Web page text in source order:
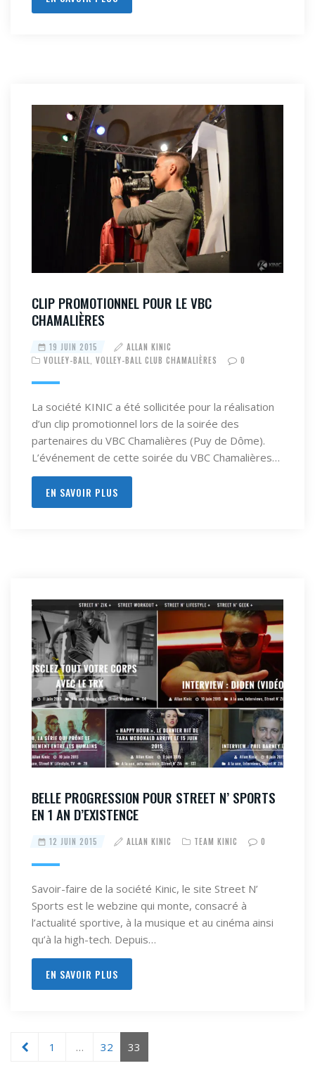
CLIP PROMOTIONNEL POUR LE VBC
CHAMALIÈRES
19 JUIN 2015
ALLAN KINIC
VOLLEY-BALL
VOLLEY-BALL CLUB CHAMALIÈRES 0
La société KINIC a été sollicitée pour la réalisation
d’un clip promotionnel lors de la soirée des
partenaires du VBC Chamalières (Puy de Dôme).
L’événement de cette soirée du VBC Chamalières…
EN SAVOIR PLUS
BELLE PROGRESSION POUR STREET N’ SPORTS
EN 1 AN D’EXISTENCE
12 JUIN 2015 ALLAN KINIC TEAM KINIC 0
Savoir-faire de la société Kinic, le site Street N’
Sports est le webzine qui monte, consacré à
l’actualité sportive, à la musique et au cinéma ainsi
qu’à la high-tech. Depuis…
EN SAVOIR PLUS
1 … 32 33